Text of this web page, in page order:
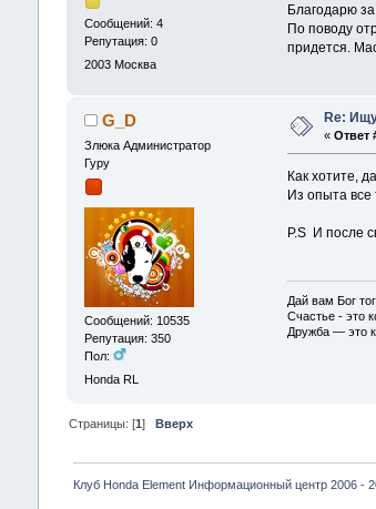
Сообщений: 4
Репутация: 0
2003 Москва
Благодарю
По поводу
придется.
G_D
Злюка Администратор
Гуру
Сообщений: 10535
Репутация: 350
Пол:
Honda RL
Re:
« Ответ
Как хотите,
Из опыта все
P.S И после
Дай вам Бог
Счастье - это
Дружба — это
Страницы: [1] Вверх
Клуб Honda Element Информационный центр 2006 -